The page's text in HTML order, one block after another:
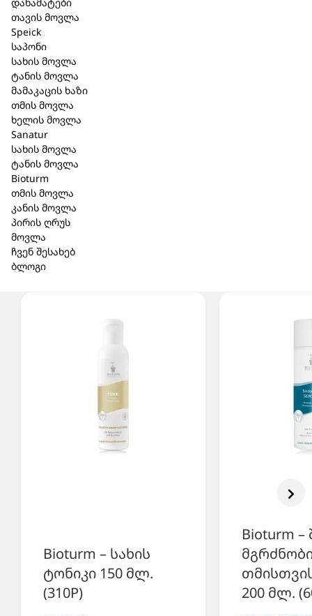
თავის მოვლა
Speick
საპონი
სახის მოვლა
ტანის მოვლა
მამაკაცის ხაზი
თმის მოვლა
ხელის მოვლა
Sanatur
სახის მოვლა
ტანის მოვლა
Bioturm
თმის მოვლა
კანის მოვლა
პირის ღრუს
მოვლა
ჩვენ შესახებ
ბლოგი
TomentosaBud Extract*, Polyporus Umbellatus Extract,
Sodium Benzoate, Potassium Sorbate, Parfum,
Linalool, Limonene, Citronellol, Citral, Pinene, Beta-
Caryophyllene, Linalyl Acetate, Sodium Hydroxide
დამზადებულია კონტროლირებადი ორგანული
კულტივირებისგან;
სინთეტიკური სუნამოების და სინთეტიკური
საღებავების, PEG, პარაფინის ზეთის გარეშე,
გლუტენის გარეშე, სილიკონის გარეშე,
სულფატის გარეშე;
ვეგანური: დიახ;
სერთიფიკატი: COSMOS Natural.
Bioturm – სახის
ტონიკი 150 მლ.
(310P)
Bioturm –
200 მლ.